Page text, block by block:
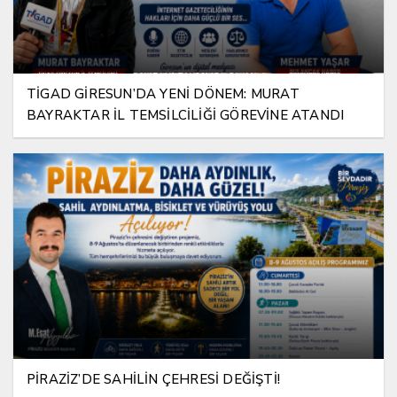
TİGAD GİRESUN’DA YENİ DÖNEM: MURAT
BAYRAKTAR İL TEMSİLCİLİĞİ GÖREVİNE ATANDI
PİRAZİZ’DE SAHİLİN ÇEHRESİ DEĞİŞTİ!